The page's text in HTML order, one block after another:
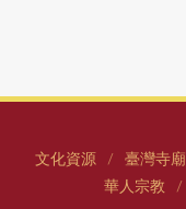
文化資源 / 臺灣寺廟
華人宗教 /